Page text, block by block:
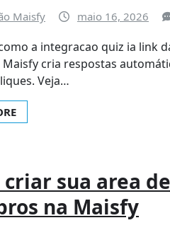
Maisfy maio 16, 2026
a integracao quiz ia link
cria respostas
Veja…
criar sua area de
na Maisfy